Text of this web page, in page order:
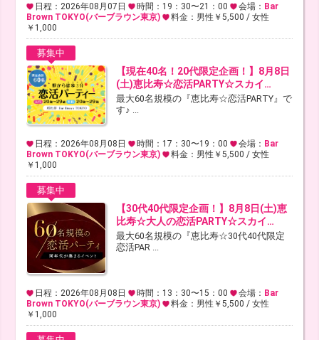
日程：2026年08月07日 時間：19：30〜21：00 会場： Bar
Brown TOKYO(バーブラウン東京)
料金：男性￥5,500 / 女性
￥1,000
募集中
【現在40名！20代限定企画！】8月8日
(土)恵比寿☆恋活PARTY☆スカイ…
最大60名規模の『恵比寿☆恋活PARTY』で
す♪ ...
日程：2026年08月08日 時間：17：30〜19：00 会場： Bar
Brown TOKYO(バーブラウン東京)
料金：男性￥5,500 / 女性
￥1,000
募集中
【30代40代限定企画！】8月8日(土)恵
比寿☆大人の恋活PARTY☆スカイ…
最大60名規模の『恵比寿☆30代40代限定
恋活PAR ...
日程：2026年08月08日 時間：13：30〜15：00 会場： Bar
Brown TOKYO(バーブラウン東京)
料金：男性￥5,500 / 女性
￥1,000